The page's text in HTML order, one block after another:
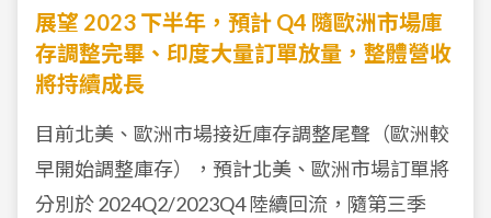
展望 2023 下半年，預計 Q4 隨歐洲市場庫
存調整完畢、印度大量訂單放量，整體營收
將持續成長
目前北美、歐洲市場接近庫存調整尾聲（歐洲較
早開始調整庫存），預計北美、歐洲市場訂單將
分別於 2024Q2/2023Q4 陸續回流，隨第三季